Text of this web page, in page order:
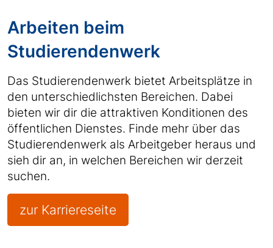
Arbeiten beim
Studierendenwerk
Das Studierendenwerk bietet Arbeitsplätze in
den unterschiedlichsten Bereichen. Dabei
bieten wir dir die attraktiven Konditionen des
öffentlichen Dienstes. Finde mehr über das
Studierendenwerk als Arbeitgeber heraus und
sieh dir an, in welchen Bereichen wir derzeit
suchen.
zur Karriereseite